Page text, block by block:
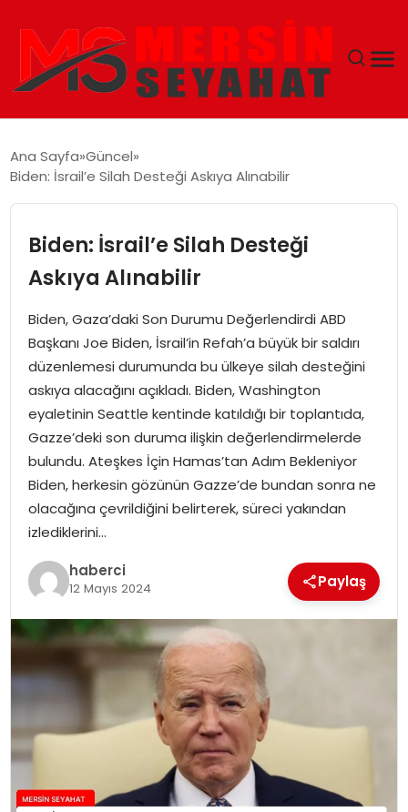
EĞITIM
TEKNOLOJI
GÜNCEL
Ana Sayfa Güncel
Biden: İsrail’e Silah Desteği Askıya Alınabilir
Biden: İsrail’e Silah Desteği
Askıya Alınabilir
Biden, Gaza’daki Son Durumu Değerlendirdi ABD
Başkanı Joe Biden, İsrail’in Refah’a büyük bir saldırı
düzenlemesi durumunda bu ülkeye silah desteğini
askıya alacağını açıkladı. Biden, Washington
eyaletinin Seattle kentinde katıldığı bir toplantıda,
Gazze’deki son duruma ilişkin değerlendirmelerde
bulundu. Ateşkes İçin Hamas’tan Adım Bekleniyor
Biden, herkesin gözünün Gazze’de bundan sonra ne
olacağına çevrildiğini belirterek, süreci yakından
izlediklerini…
haberci
12 Mayıs 2024 Paylaş